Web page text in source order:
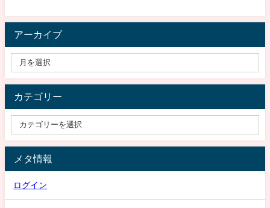
アーカイブ
カテゴリー
メタ情報
ログイン